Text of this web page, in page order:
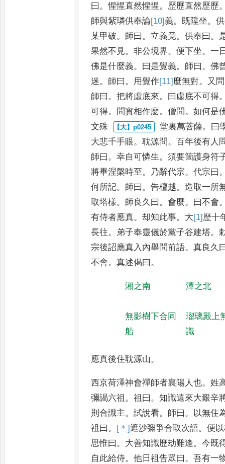
曰。惺惺直然惺惺。 歷歷直然歷歷
師與紫璘供奉論[10]義。 既陞坐。
某甲破。 師曰。 立義竟。供奉曰。
果然不見。非公境界。便下坐。一
佛是什麼義。 曰是覺義。 師曰。佛
迷。 師曰。 用覺作[11]麼無對。 又問
師曰。把將虛底來。 曰虛底不可得
可得。 問實相作麼。僧問。如何是
文殊
堂裏萬菩薩。 曰
大悲千手眼。耽源問。百年後有人
師曰。幸自可憐生。須要箇護身符
將畢涅槃時至。 乃辭代宗。代宗曰
何所記。 師曰。告檀越。造取一所
取塔樣。 師良久曰。會麼。 曰不會
有侍者應真。却知此事。 大[1]歷十
長往。 弟子奉靈儀於黨子谷建塔。
宗後詔應真入內舉問前語。真良久
不會。真述偈曰。
湘之南 潭之北
無影樹下合同
船
瑠璃殿上
識
應真後住耽源山。
西京荷澤神會禪師者襄陽人也。姓
彌謁六祖 。祖曰 。知識遠來大艱辛
則合識主。試說看。 師曰 。 以無住
祖曰 。 [＊]遮沙彌爭合取次語。便
思惟曰 。 大善知識歷劫難逢。今既
自此給侍。他 日祖告眾曰 。吾有一